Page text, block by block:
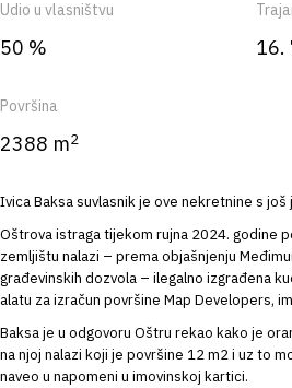
Udio u vlasništvu
50 % 16.
Površina
2388 m2
Ivica Baksa suvlasnik je ove nekretnine s
Oštrova istraga tijekom rujna 2024. godine
zemljištu nalazi – prema objašnjenju
građevinskih dozvola – ilegalno izgrađena
alatu za izračun površine Map Developers,
Baksa je u odgovoru Oštru rekao kako je
na njoj nalazi koji je površine 12 m2 i uz to
naveo u napomeni u imovinskoj kartici.